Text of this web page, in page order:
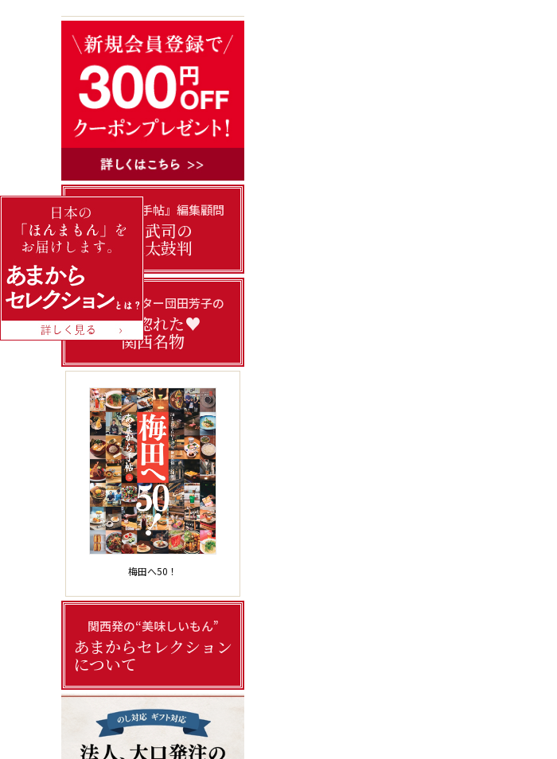
『あまから手帖』編集顧問
門上武司の
美味太鼓判
フードライター団田芳子の
私の惚れた♥
関西名物
梅田へ50！
関西発の“美味しいもん”
あまからセレクション
について